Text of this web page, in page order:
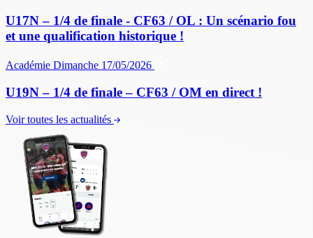
U17N – 1/4 de finale - CF63 / OL : Un scénario fou
et une qualification historique !
Académie Dimanche 17/05/2026
U19N – 1/4 de finale – CF63 / OM en direct !
Voir toutes les actualités